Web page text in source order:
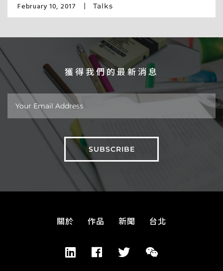
February 10, 2017 Talks
獲得我們的最新消息
關於 作品 新聞 台北